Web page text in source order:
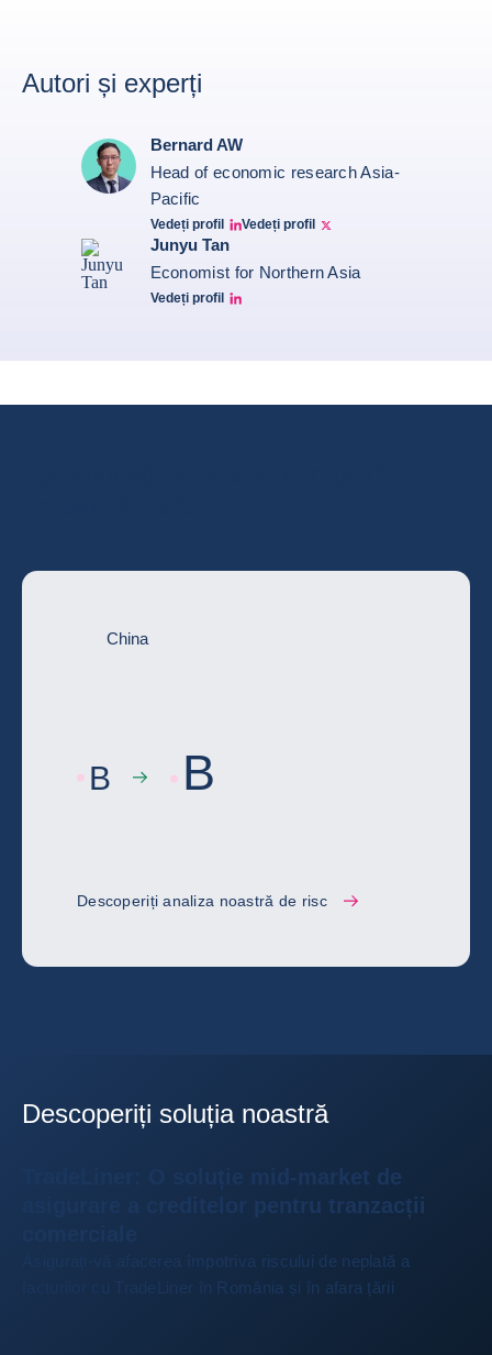
Autori și experți
Bernard AW
Head of economic research Asia-
Pacific
Vedeți profil
Bernard Aw Linkedin
Vedeți profil
Bernard Aw Twitter
Junyu Tan
Economist for Northern Asia
Vedeți profil
Junyu Tan Linkedin Profile
China
B B
Descoperiți analiza noastră de risc
Descoperiți soluția noastră
TradeLiner: O soluție mid-market de
asigurare a creditelor pentru tranzacții
Asigurați-vă afacerea împotriva riscului de neplată a
facturilor cu TradeLiner în România și în afara țării